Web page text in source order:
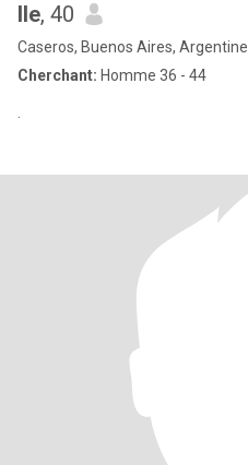
Ile, 40
Caseros, Buenos Aires, Argentine
Cherchant: Homme 36 - 44